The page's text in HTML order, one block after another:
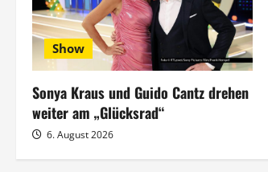
g
s
n
a
v
Show
Sonya Kraus und Guido Cantz drehen
weiter am „Glücksrad“
6. August 2026